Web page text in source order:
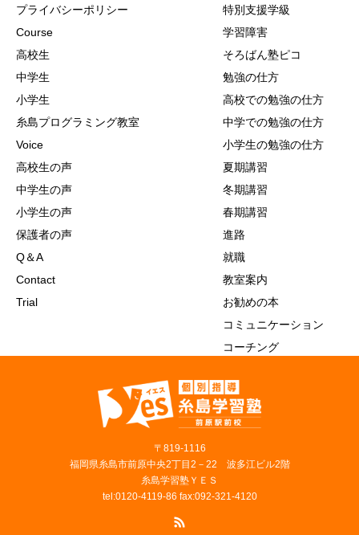
プライバシーポリシー
Course
高校生
中学生
小学生
糸島プログラミング教室
Voice
高校生の声
中学生の声
小学生の声
保護者の声
Q＆A
Contact
Trial
特別支援学級
学習障害
そろばん塾ピコ
勉強の仕方
高校での勉強の仕方
中学での勉強の仕方
小学生の勉強の仕方
夏期講習
冬期講習
春期講習
進路
就職
教室案内
お勧めの本
コミュニケーション
コーチング
〒819‐1116
福岡県糸島市前原中央2丁目2－22 波多江ビル2階
糸島学習塾ＹＥＳ
tel:0120-4119-86 fax:092-321-4120